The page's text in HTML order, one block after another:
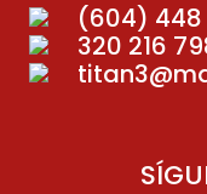
(604) 448
320 216